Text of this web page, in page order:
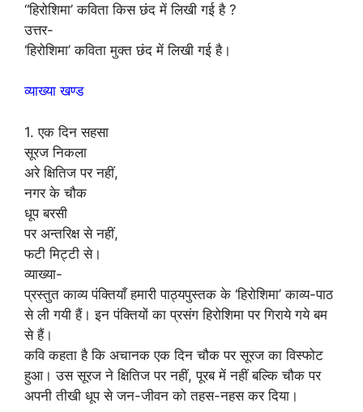
“हिरोशिमा’ कविता किस छंद में लिखी गई है ?
उत्तर-
‘हिरोशिमा’ कविता मुक्त छंद में लिखी गई है।
व्याख्या खण्ड
1. एक दिन सहसा
सूरज निकला
अरे क्षितिज पर नहीं,
नगर के चौक
धूप बरसी
पर अन्तरिक्ष से नहीं,
फटी मिट्टी से।
व्याख्या-
प्रस्तुत काव्य पंक्तियाँ हमारी पाठ्यपुस्तक के ‘हिरोशिमा’ काव्य-पाठ
से ली गयी हैं। इन पंक्तियों का प्रसंग हिरोशिमा पर गिराये गये बम
से हैं।
कवि कहता है कि अचानक एक दिन चौक पर सूरज का विस्फोट
हुआ। उस सूरज ने क्षितिज पर नहीं, पूरब में नहीं बल्कि चौक पर
अपनी तीखी धूप से जन-जीवन को तहस-नहस कर दिया।